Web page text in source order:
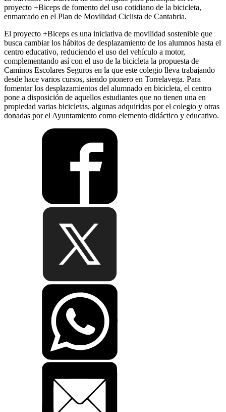
proyecto +Biceps de fomento del uso cotidiano de la bicicleta,
enmarcado en el Plan de Movilidad Ciclista de Cantabria.
El proyecto +Biceps es una iniciativa de movilidad sostenible que
busca cambiar los hábitos de desplazamiento de los alumnos hasta el
centro educativo, reduciendo el uso del vehículo a motor,
complementando así con el uso de la bicicleta la propuesta de
Caminos Escolares Seguros en la que este colegio lleva trabajando
desde hace varios cursos, siendo pionero en Torrelavega. Para
fomentar los desplazamientos del alumnado en bicicleta, el centro
pone a disposición de aquellos estudiantes que no tienen una en
propiedad varias bicicletas, algunas adquiridas por el colegio y otras
donadas por el Ayuntamiento como elemento didáctico y educativo.